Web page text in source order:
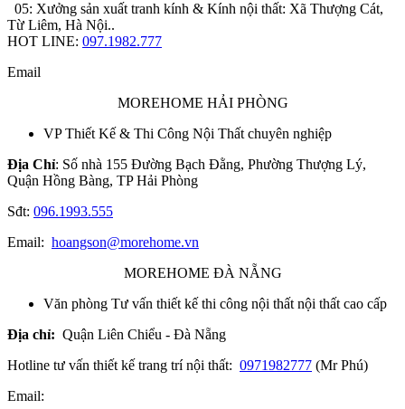
05: Xưởng sản xuất tranh kính & Kính nội thất: Xã Thượng Cát,
Từ Liêm, Hà Nội..
HOT LINE: 097.1982.777
Email
MOREHOME HẢI PHÒNG
VP Thiết Kế & Thi Công Nội Thất chuyên nghiệp
Địa Chỉ: Số nhà 155 Đường Bạch Đằng, Phường Thượng Lý,
Quận Hồng Bàng, TP Hải Phòng
Sđt: 096.1993.555
Email: hoangson@morehome.vn
MOREHOME ĐÀ NẴNG
Văn phòng Tư vấn thiết kế thi công nội thất nội thất cao cấp
Địa chỉ: Quận Liên Chiểu - Đà Nẵng
Hotline tư vấn thiết kế trang trí nội thất: 0971982777 (Mr Phú)
Email: